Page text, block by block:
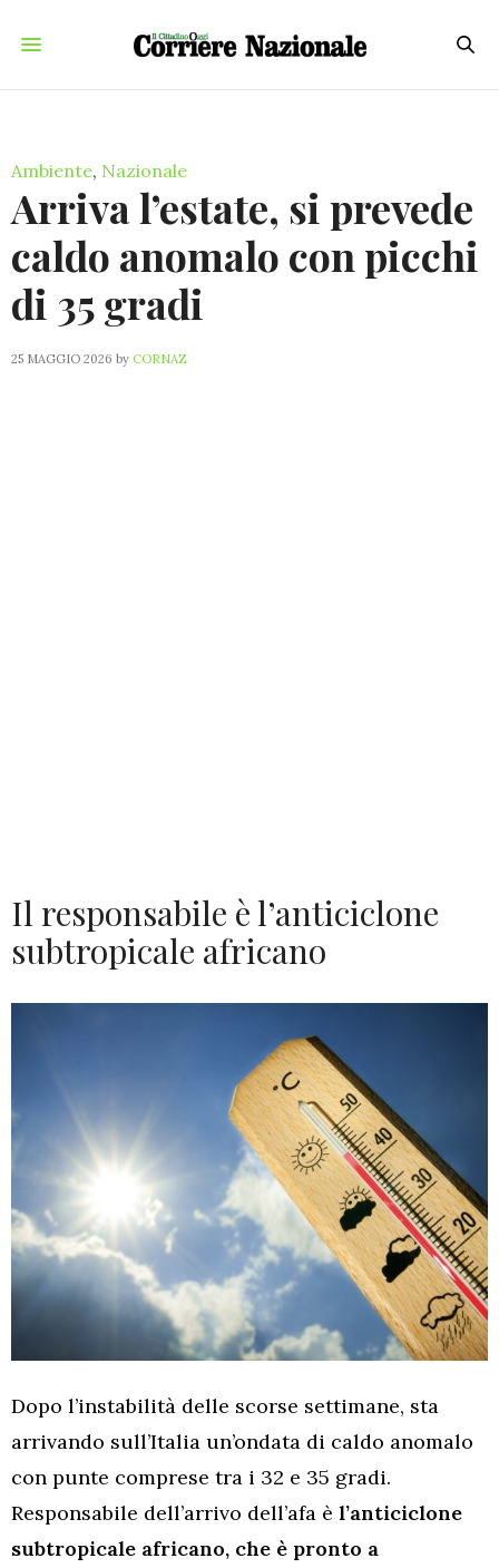
Ambiente, Nazionale
Arriva l’estate, si prevede
caldo anomalo con picchi
di 35 gradi
25 MAGGIO 2026 by CORNAZ
Il responsabile è l’anticiclone
subtropicale africano
Dopo l’instabilità delle scorse settimane, sta
arrivando sull’Italia un’ondata di caldo anomalo
con punte comprese tra i 32 e 35 gradi.
Responsabile dell’arrivo dell’afa è l’anticiclone
subtropicale africano, che è pronto a